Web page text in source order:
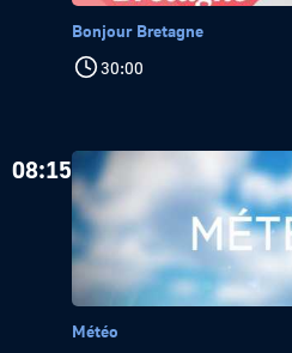
Bonjour Bretagne
30:00
08:15
Météo